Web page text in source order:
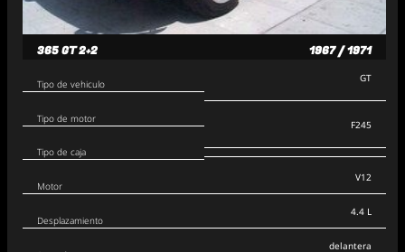
365 GT 2+2 1967 / 1971
Tipo de vehiculo
Tipo de motor
Tipo de caja
GT
F245
Motor
Desplazamiento
V12
4.4 L
delantera